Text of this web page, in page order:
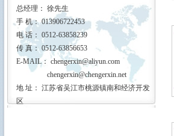
总经理： 徐先生
手 机： 013906722453
电 话： 0512-63858239
传 真： 0512-63856653
E-MAIL： chengerxin@aliyun.com
chengerxin@chengerxin.net
地 址： 江苏省吴江市桃源镇南和经济开发
区